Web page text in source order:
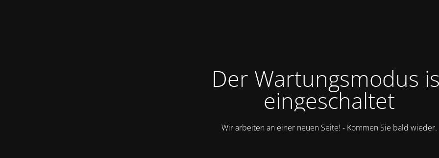
Der Wartungsmodus
eingeschaltet
Wir arbeiten an einer neuen Seite! - Kommen Sie bald wieder.